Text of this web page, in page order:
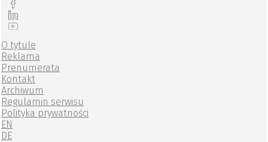
O tytule
Reklama
Prenumerata
Kontakt
Archiwum
Regulamin serwisu
Polityka prywatności
EN
DE